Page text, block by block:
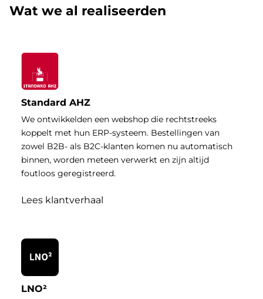
Wat we al realiseerden
Standard AHZ
We ontwikkelden een webshop die rechtstreeks
koppelt met hun ERP-systeem. Bestellingen van
zowel B2B- als B2C-klanten komen nu automatisch
binnen, worden meteen verwerkt en zijn altijd
foutloos geregistreerd.
Lees klantverhaal
LNO²